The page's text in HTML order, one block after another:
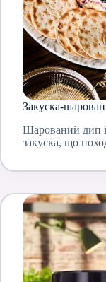
Закуска-
Шарований дип
закуска, що